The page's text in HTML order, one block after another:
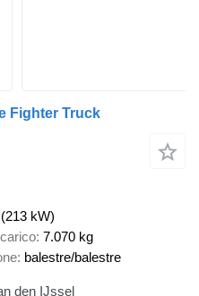
Fighter Truck
kW)
7.070 kg
balestre/balestre
den IJssel